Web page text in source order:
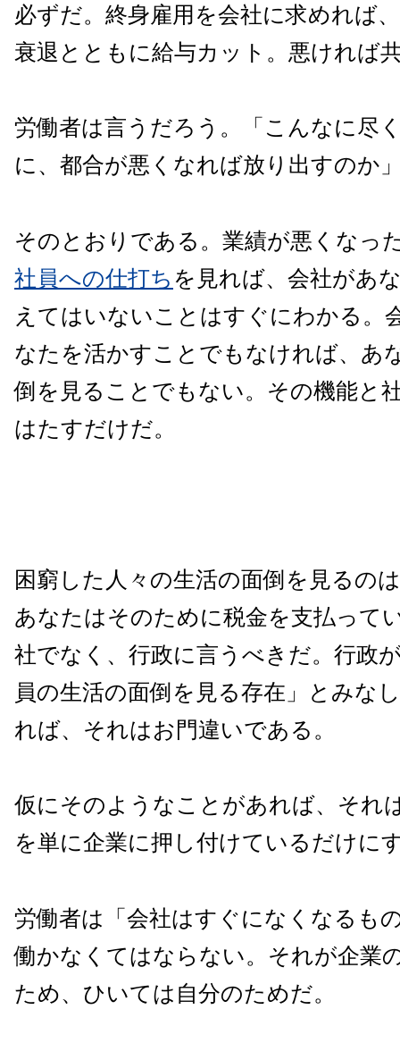
必ずだ。終身雇用を会社に求めれば
衰退とともに給与カット。悪ければ
労働者は言うだろう。「こんなに尽
に、都合が悪くなれば放り出すのか
そのとおりである。業績が悪くなっ
社員への仕打ち を見れば、会社があ
えてはいないことはすぐにわかる。
なたを活かすことでもなければ、あ
倒を見ることでもない。その機能と
はたすだけだ。
困窮した人々の生活の面倒を見るの
あなたはそのために税金を支払って
社でなく、行政に言うべきだ。行政
員の生活の面倒を見る存在」とみな
れば、それはお門違いである。
仮にそのようなことがあれば、それ
を単に企業に押し付けているだけに
労働者は「会社はすぐになくなるも
働かなくてはならない。それが企業
ため、ひいては自分のためだ。